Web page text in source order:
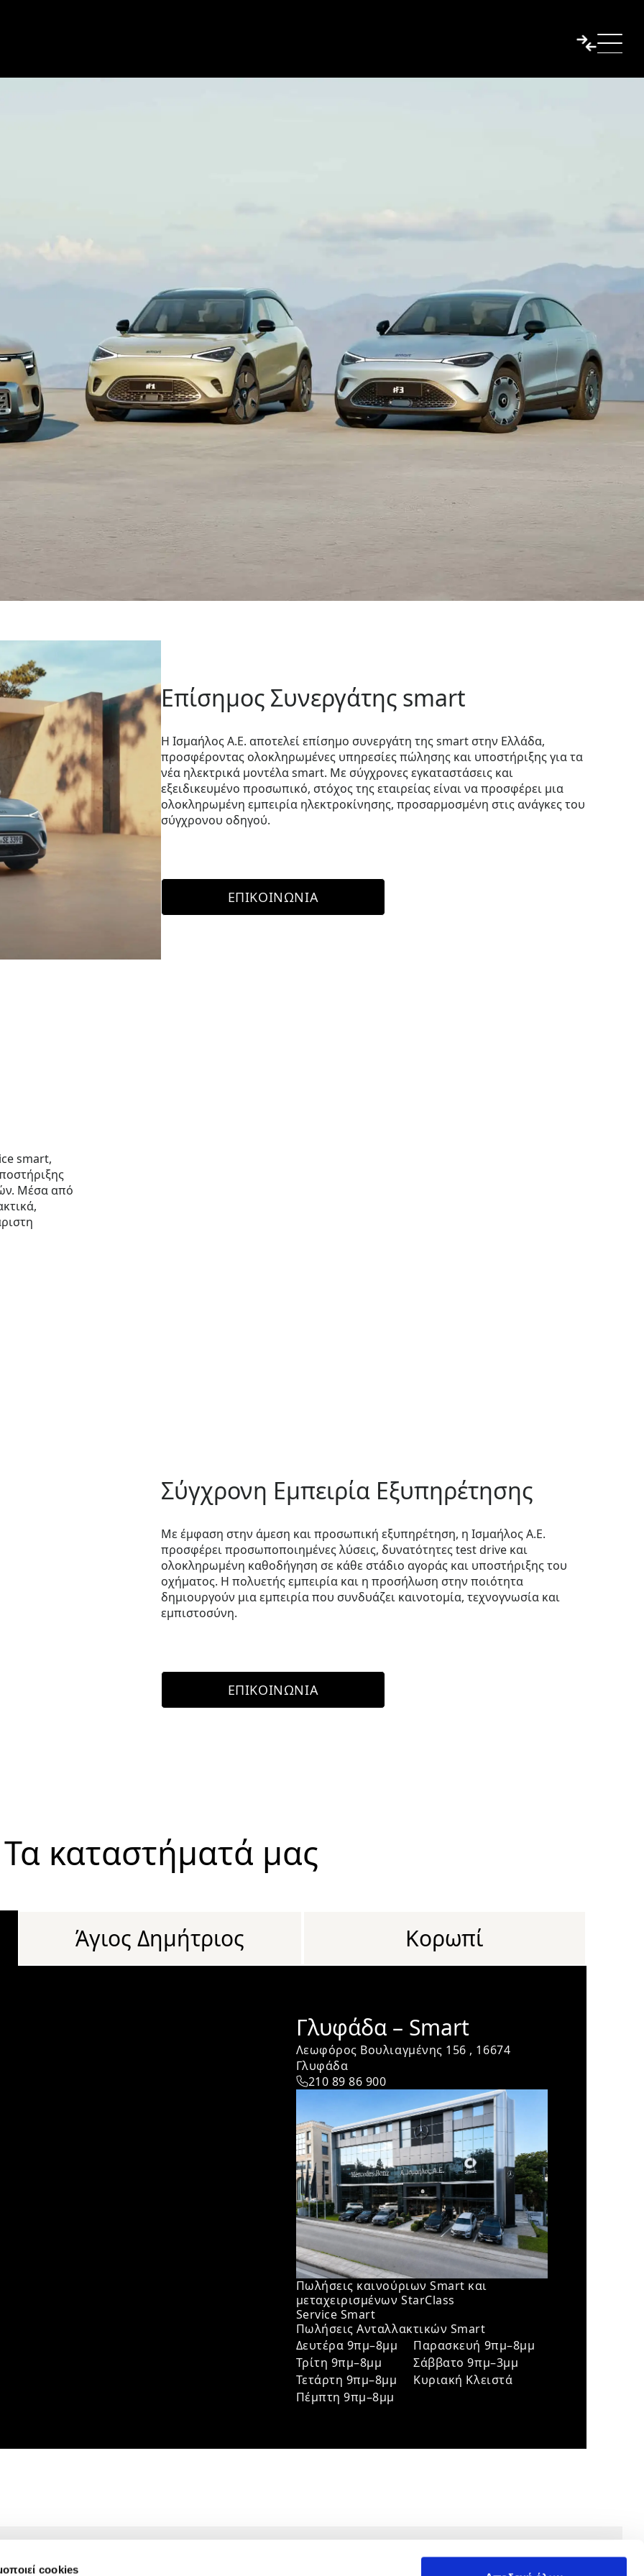
cookies
Επίσημος Συνεργάτης smart
Η Ισμαήλος Α.Ε. αποτελεί επίσημο συνεργάτη της smart στην Ελλάδα,
προσφέροντας ολοκληρωμένες υπηρεσίες πώλησης και υποστήριξης για τα
νέα ηλεκτρικά μοντέλα smart. Με σύγχρονες εγκαταστάσεις και
εξειδικευμένο προσωπικό, στόχος της εταιρείας είναι να προσφέρει μια
ολοκληρωμένη εμπειρία ηλεκτροκίνησης, προσαρμοσμένη στις ανάγκες του
σύγχρονου οδηγού.
ΕΠΙΚΟΙΝΩΝΊΑ
smart,
Μέσα από
Σύγχρονη Εμπειρία Εξυπηρέτησης
Με έμφαση στην άμεση και προσωπική εξυπηρέτηση, η Ισμαήλος Α.Ε.
προσφέρει προσωποποιημένες λύσεις, δυνατότητες test drive και
ολοκληρωμένη καθοδήγηση σε κάθε στάδιο αγοράς και υποστήριξης του
οχήματος. Η πολυετής εμπειρία και η προσήλωση στην ποιότητα
δημιουργούν μια εμπειρία που συνδυάζει καινοτομία, τεχνογνωσία και
εμπιστοσύνη.
ΕΠΙΚΟΙΝΩΝΊΑ
Τα καταστήματά μας
Άγιος Δημήτριος Κορωπί
Γλυφάδα – Smart
Λεωφόρος Βουλιαγμένης 156 , 16674
Γλυφάδα
210 89 86 900
Πωλήσεις καινούριων Smart και
μεταχειρισμένων StarClass
Service Smart
Πωλήσεις Ανταλλακτικών Smart
Δευτέρα 9πμ–8μμ
Τρίτη 9πμ–8μμ
Τετάρτη 9πμ–8μμ
Πέμπτη 9πμ–8μμ
Παρασκευή 9πμ–8μμ
Σάββατο 9πμ–3μμ
Κυριακή Κλειστά